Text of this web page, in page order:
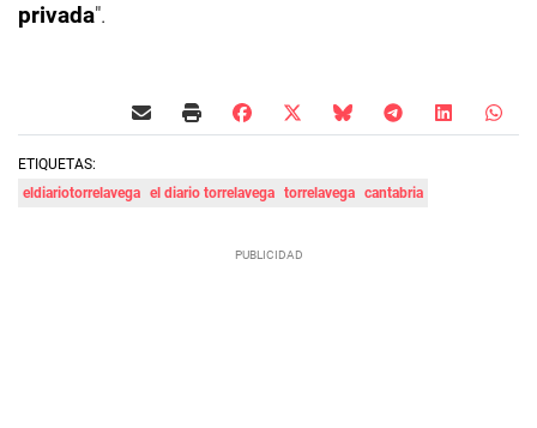
privada".
ETIQUETAS:
eldiariotorrelavega el diario torrelavega torrelavega cantabria